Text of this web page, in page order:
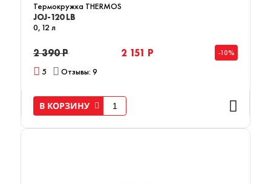
Термокружка THERMOS
JOJ-120 LB
0,12 л
2 390 Р 2 151 Р -10%
5 Отзывы: 9
В КОРЗИНУ